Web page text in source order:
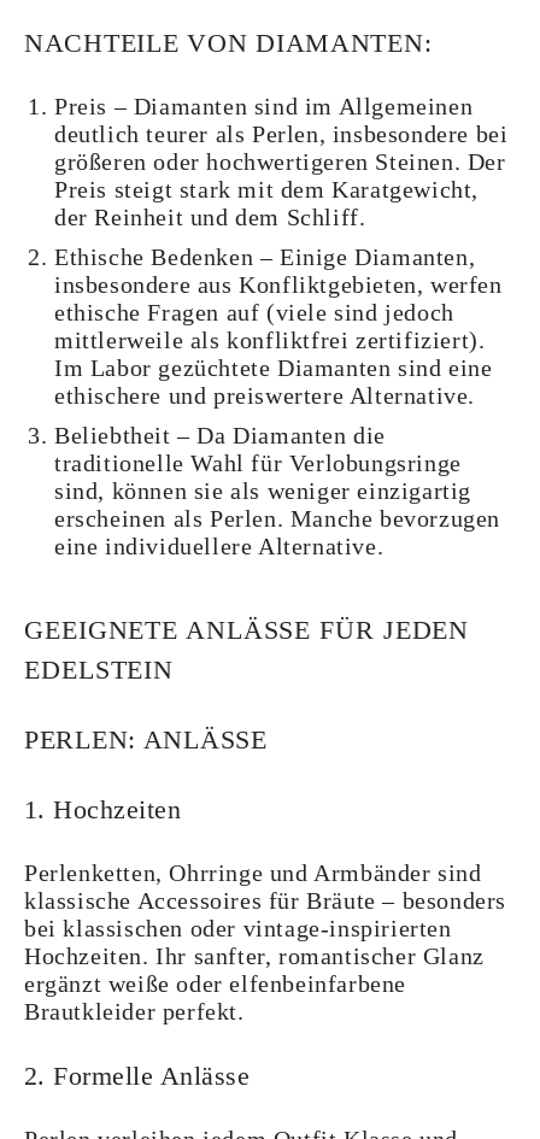
NACHTEILE VON DIAMANTEN:
Preis – Diamanten sind im Allgemeinen
deutlich teurer als Perlen, insbesondere bei
größeren oder hochwertigeren Steinen. Der
Preis steigt stark mit dem Karatgewicht,
der Reinheit und dem Schliff.
Ethische Bedenken – Einige Diamanten,
insbesondere aus Konfliktgebieten, werfen
ethische Fragen auf (viele sind jedoch
mittlerweile als konfliktfrei zertifiziert).
Im Labor gezüchtete Diamanten sind eine
ethischere und preiswertere Alternative.
Beliebtheit – Da Diamanten die
traditionelle Wahl für Verlobungsringe
sind, können sie als weniger einzigartig
erscheinen als Perlen. Manche bevorzugen
eine individuellere Alternative.
GEEIGNETE ANLÄSSE FÜR JEDEN
EDELSTEIN
PERLEN: ANLÄSSE
1. Hochzeiten
Perlenketten, Ohrringe und Armbänder sind
klassische Accessoires für Bräute – besonders
bei klassischen oder vintage-inspirierten
Hochzeiten. Ihr sanfter, romantischer Glanz
ergänzt weiße oder elfenbeinfarbene
Brautkleider perfekt.
2. Formelle Anlässe